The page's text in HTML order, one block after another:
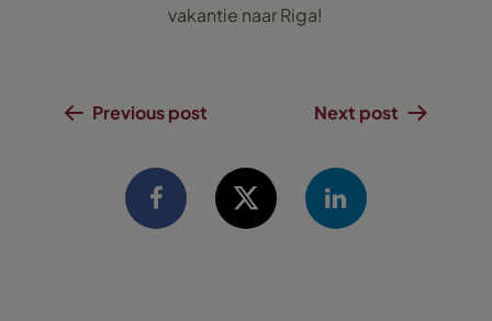
vakantie naar Riga!
Previous post Next post